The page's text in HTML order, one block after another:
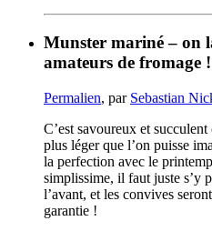
Munster mariné – on
amateurs de fromage
Permalien, par Sebastian
C’est savoureux et
plus léger que l’on puisse
la perfection avec le
simplissime, il faut juste s’y
l’avant, et les convives
garantie !